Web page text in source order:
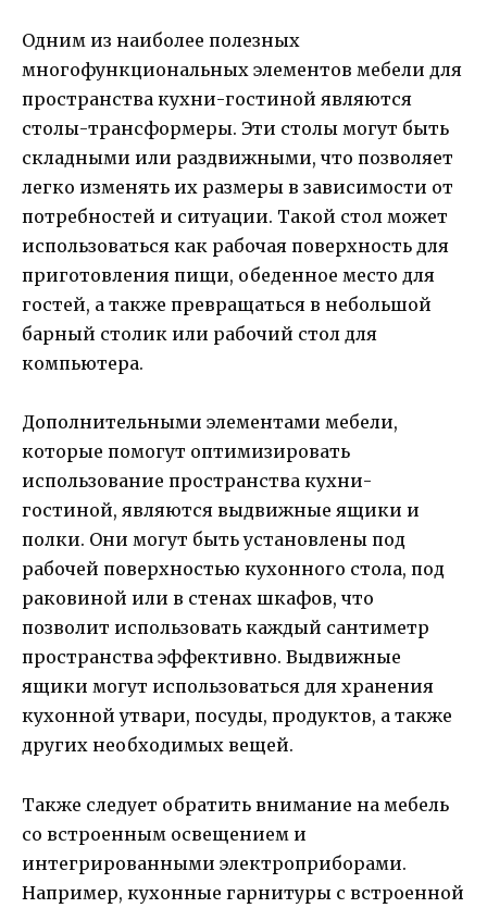
Одним из наиболее полезных
многофункциональных элементов мебели для
пространства кухни-гостиной являются
столы-трансформеры. Эти столы могут быть
складными или раздвижными, что позволяет
легко изменять их размеры в зависимости от
потребностей и ситуации. Такой стол может
использоваться как рабочая поверхность для
приготовления пищи, обеденное место для
гостей, а также превращаться в небольшой
барный столик или рабочий стол для
компьютера.
Дополнительными элементами мебели,
которые помогут оптимизировать
использование пространства кухни-
гостиной, являются выдвижные ящики и
полки. Они могут быть установлены под
рабочей поверхностью кухонного стола, под
раковиной или в стенах шкафов, что
позволит использовать каждый сантиметр
пространства эффективно. Выдвижные
ящики могут использоваться для хранения
кухонной утвари, посуды, продуктов, а также
других необходимых вещей.
Также следует обратить внимание на мебель
со встроенным освещением и
интегрированными электроприборами.
Например, кухонные гарнитуры с встроенной